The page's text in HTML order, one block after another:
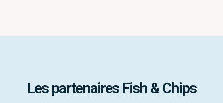
Les partenaires Fish & Chips